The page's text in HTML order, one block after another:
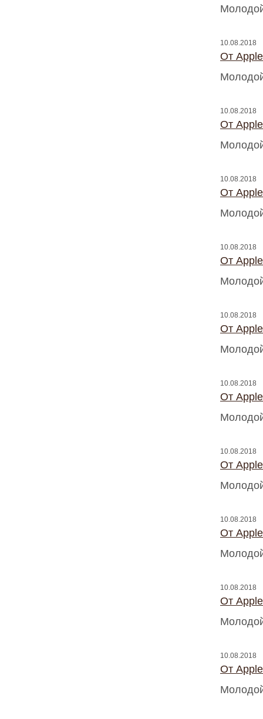
10.08.2018
От
10.08.2018
От
10.08.2018
От
10.08.2018
От
10.08.2018
От
10.08.2018
От
10.08.2018
От
10.08.2018
От
10.08.2018
От
10.08.2018
От